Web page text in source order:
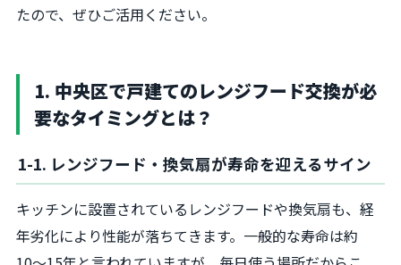
たので、ぜひご活用ください。
1. 中央区で戸建てのレンジフード交換が必
要なタイミングとは？
1-1. レンジフード・換気扇が寿命を迎えるサイン
キッチンに設置されているレンジフードや換気扇も、経
年劣化により性能が落ちてきます。一般的な寿命は約